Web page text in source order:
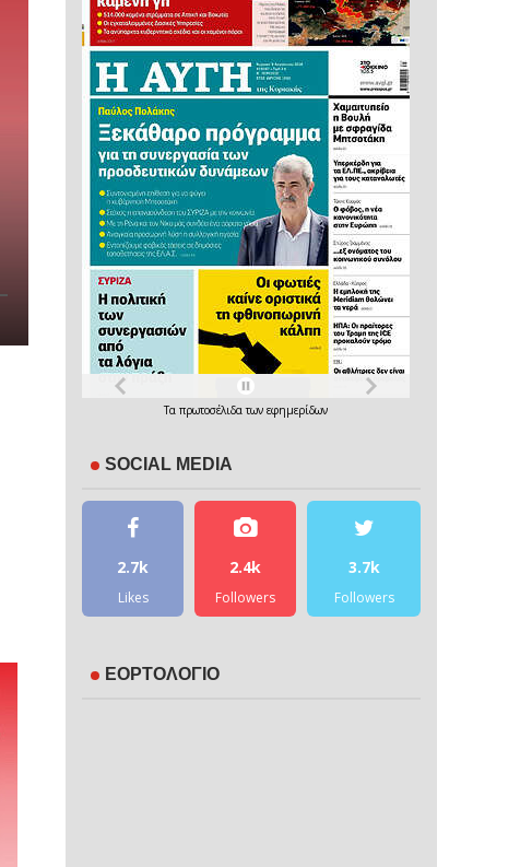
Τα πρωτοσέλιδατων εφημερίδων
SOCIAL MEDIA
2.7k
Likes
2.4k
Followers
3.7k
Followers
ΕΟΡΤΟΛΟΓΙΟ